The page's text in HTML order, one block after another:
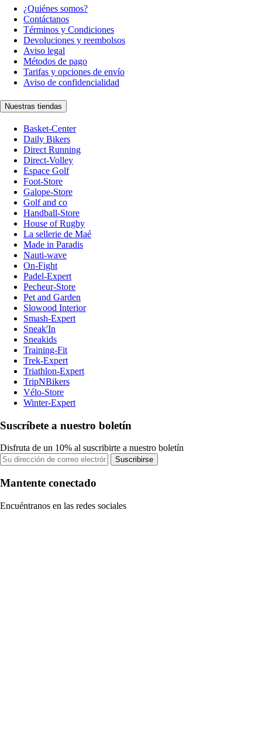
¿Quiénes somos?
Contáctanos
Términos y Condiciones
Devoluciones y reembolsos
Aviso legal
Métodos de pago
Tarifas y opciones de envío
Aviso de confidencialidad
Nuestras tiendas
Basket-Center
Daily Bikers
Direct Running
Direct-Volley
Espace Golf
Foot-Store
Galope-Store
Golf and co
Handball-Store
House of Rugby
La sellerie de Maé
Made in Paradis
Nauti-wave
On-Fight
Padel-Expert
Pecheur-Store
Pet and Garden
Slowood Interior
Smash-Expert
Sneak'In
Sneakids
Training-Fit
Trek-Expert
Triathlon-Expert
TripNBikers
Vélo-Store
Winter-Expert
Suscríbete a nuestro boletín
Disfruta de un 10% al suscribirte a nuestro boletín
Suscribirse
Mantente conectado
Encuéntranos en las redes sociales